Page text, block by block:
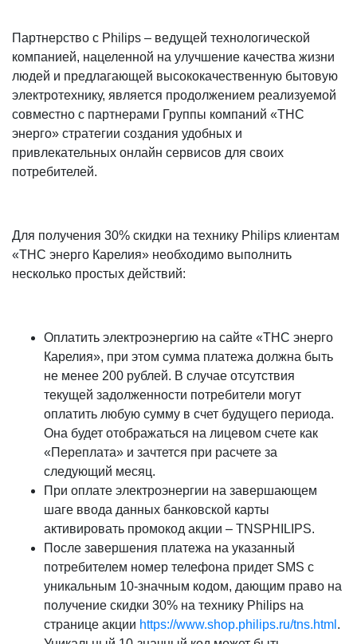
Партнерство с Philips – ведущей технологической
компанией, нацеленной на улучшение качества жизни
людей и предлагающей высококачественную бытовую
электротехнику, является продолжением реализуемой
совместно с партнерами Группы компаний «ТНС
энерго» стратегии создания удобных и
привлекательных онлайн сервисов для своих
потребителей.
Для получения 30% скидки на технику Philips клиентам
«ТНС энерго Карелия» необходимо выполнить
несколько простых действий:
Оплатить электроэнергию на сайте «ТНС энерго
Карелия», при этом сумма платежа должна быть
не менее 200 рублей. В случае отсутствия
текущей задолженности потребители могут
оплатить любую сумму в счет будущего периода.
Она будет отображаться на лицевом счете как
«Переплата» и зачтется при расчете за
следующий месяц.
При оплате электроэнергии на завершающем
шаге ввода данных банковской карты
активировать промокод акции – TNSPHILIPS.
После завершения платежа на указанный
потребителем номер телефона придет SMS с
уникальным 10-значным кодом, дающим право на
получение скидки 30% на технику Philips на
странице акции https://www.shop.philips.ru/tns.html .